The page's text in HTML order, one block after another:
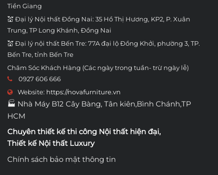
Tiền Giang
💒 Đại lý Nội thất Đồng Nai: 35 Hồ Thị Hương, KP2, P. Xuân
Trung, TP Long Khánh, Đồng Nai
💒 Đại lý nội thất Bến Tre: 77A đại lộ Đồng Khởi, phường 3, TP.
Bến Tre, tỉnh Bến Tre
Chăm Sóc Khách Hàng (Các ngày trong tuần- trừ ngày lễ)
0927 606 666
Website: https://novafurniture.vn
🏭 Nhà Máy B12 Cây Bàng, Tân kiên,Bình Chánh,TP
HCM
Chuyên thiết kế thi công Nội thất hiện đại,
Thiết kế Nội thất Luxury
Chính sách bảo mật thông tin